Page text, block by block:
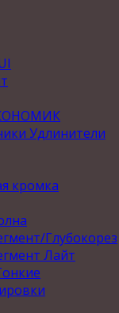
Удлинители
кромка
Глубокорез
Лайт